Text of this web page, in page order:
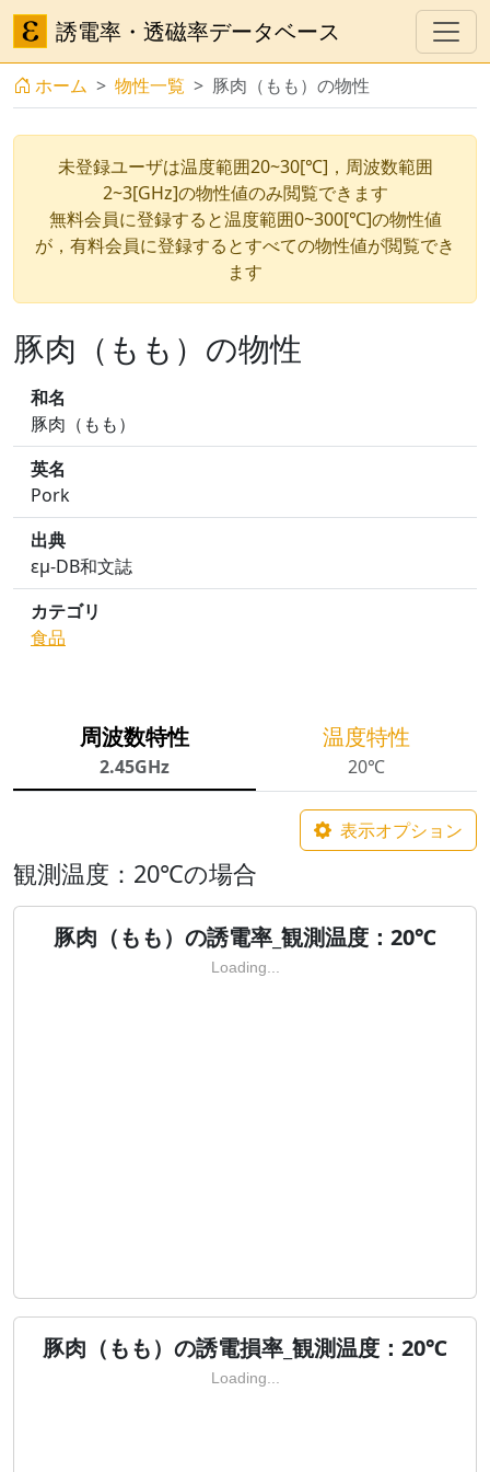
誘電率・透磁率データベース
ホーム 物性一覧 豚肉（もも）の物性
未登録ユーザは温度範囲20~30[℃]，周波数範囲
2~3[GHz]の物性値のみ閲覧できます
無料会員に登録すると温度範囲0~300[℃]の物性値
が，有料会員に登録するとすべての物性値が閲覧でき
ます
豚肉（もも）の物性
和名
豚肉（もも）
英名
Pork
出典
εμ-DB和文誌
カテゴリ
食品
周波数特性
2.45GHz
温度特性
20℃
表示オプション
観測温度：20℃の場合
豚肉（もも）の誘電率_観測温度：20℃
Loading...
豚肉（もも）の誘電損率_観測温度：20℃
Loading...